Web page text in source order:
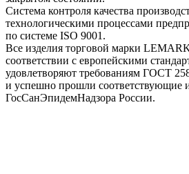
Система контроля качества
технологическими процессами
по системе ISO 9001.
Все изделия торговой марки
соответствии с европейскими
удовлетворяют требованиям ГОСТ
и успешно прошли соответствующие
ГосСанЭпидемНадзора России.